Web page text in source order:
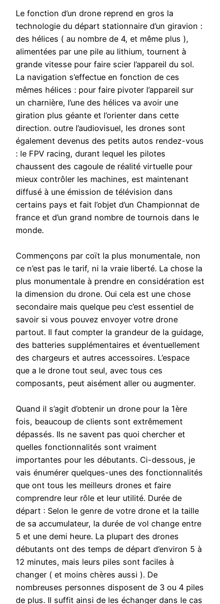
Le fonction d’un drone reprend en gros la
technologie du départ stationnaire d’un giravion :
des hélices ( au nombre de 4, et même plus ),
alimentées par une pile au lithium, tournent à
grande vitesse pour faire scier l’appareil du sol.
La navigation s’effectue en fonction de ces
mêmes hélices : pour faire pivoter l’appareil sur
un charnière, l’une des hélices va avoir une
giration plus géante et l’orienter dans cette
direction. outre l’audiovisuel, les drones sont
également devenus des petits autos rendez-vous
: le FPV racing, durant lequel les pilotes
chaussent des cagoule de réalité virtuelle pour
mieux contrôler les machines, est maintenant
diffusé à une émission de télévision dans
certains pays et fait l’objet d’un Championnat de
france et d’un grand nombre de tournois dans le
monde.
Commençons par coït la plus monumentale, non
ce n’est pas le tarif, ni la vraie liberté. La chose la
plus monumentale à prendre en considération est
la dimension du drone. Oui cela est une chose
secondaire mais quelque peu c’est essentiel de
savoir si vous pouvez envoyer votre drone
partout. Il faut compter la grandeur de la guidage,
des batteries supplémentaires et éventuellement
des chargeurs et autres accessoires. L’espace
que a le drone tout seul, avec tous ces
composants, peut aisément aller ou augmenter.
Quand il s’agit d’obtenir un drone pour la 1ère
fois, beaucoup de clients sont extrêmement
dépassés. Ils ne savent pas quoi chercher et
quelles fonctionnalités sont vraiment
importantes pour les débutants. Ci-dessous, je
vais énumérer quelques-unes des fonctionnalités
que ont tous les meilleurs drones et faire
comprendre leur rôle et leur utilité. Durée de
départ : Selon le genre de votre drone et la taille
de sa accumulateur, la durée de vol change entre
5 et une demi heure. La plupart des drones
débutants ont des temps de départ d’environ 5 à
12 minutes, mais leurs piles sont faciles à
changer ( et moins chères aussi ). De
nombreuses personnes disposent de 3 ou 4 piles
de plus. Il suffit ainsi de les échanger dans le cas